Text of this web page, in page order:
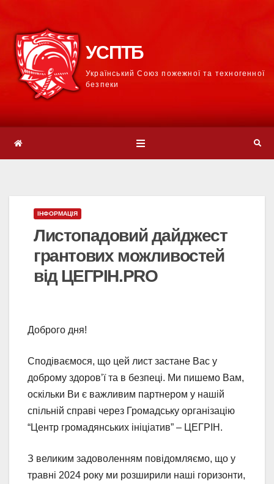
УСПТБ
Український Союз пожежної та техногенної
безпеки
ІНФОРМАЦІЯ
Листопадовий дайджест
грантових можливостей
від ЦЕГРІН.PRO
Доброго дня!
Сподіваємося, що цей лист застане Вас у
доброму здоров’ї та в безпеці. Ми пишемо Вам,
оскільки Ви є важливим партнером у нашій
спільній справі через Громадську організацію
“Центр громадянських ініціатив” – ЦЕГРІН.
З великим задоволенням повідомляємо, що у
травні 2024 року ми розширили наші горизонти,